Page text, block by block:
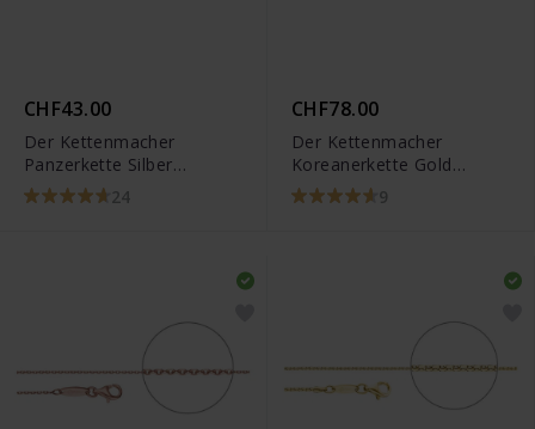
CHF43.00
Der Kettenmacher
Panzerkette Silber
Diamantiert24
CHF78.00
Der Kettenmacher
Koreanerkette Gold
Bombiert 9